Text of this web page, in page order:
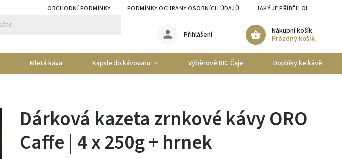
OBCHODNÍ PODMÍNKY PODMÍNKY OCHRANY OSOBNÍCH ÚDAJŮ JAKÝ JE PŘÍBĚH ORO CAFFE?
Nákupní košík
Prázdný košík
Přihlášení
Mletá káva Kapsle do kávovaru Výběrové BIO Čaje Doplňky ke kávě
Dárková kazeta zrnkové kávy ORO
Caffe | 4 x 250g + hrnek